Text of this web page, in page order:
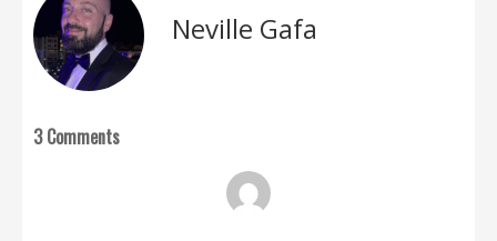
Neville Gafa
3 Comments